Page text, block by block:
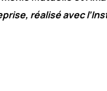
réalisé avec